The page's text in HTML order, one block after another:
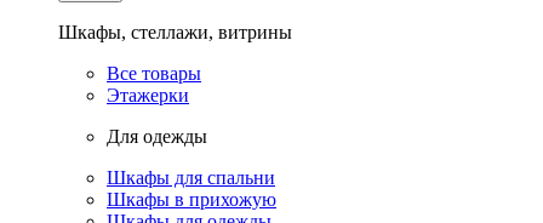
Шкафы, стеллажи, витрины
Все товары
Этажерки
Для одежды
Шкафы для спальни
Шкафы в прихожую